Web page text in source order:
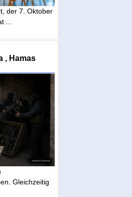
der 7. Oktober
...
, Hamas
Gleichzeitig